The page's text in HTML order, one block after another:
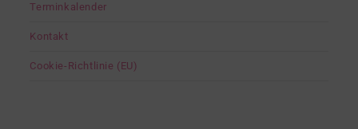
Terminkalender
Kontakt
Cookie-Richtlinie (EU)